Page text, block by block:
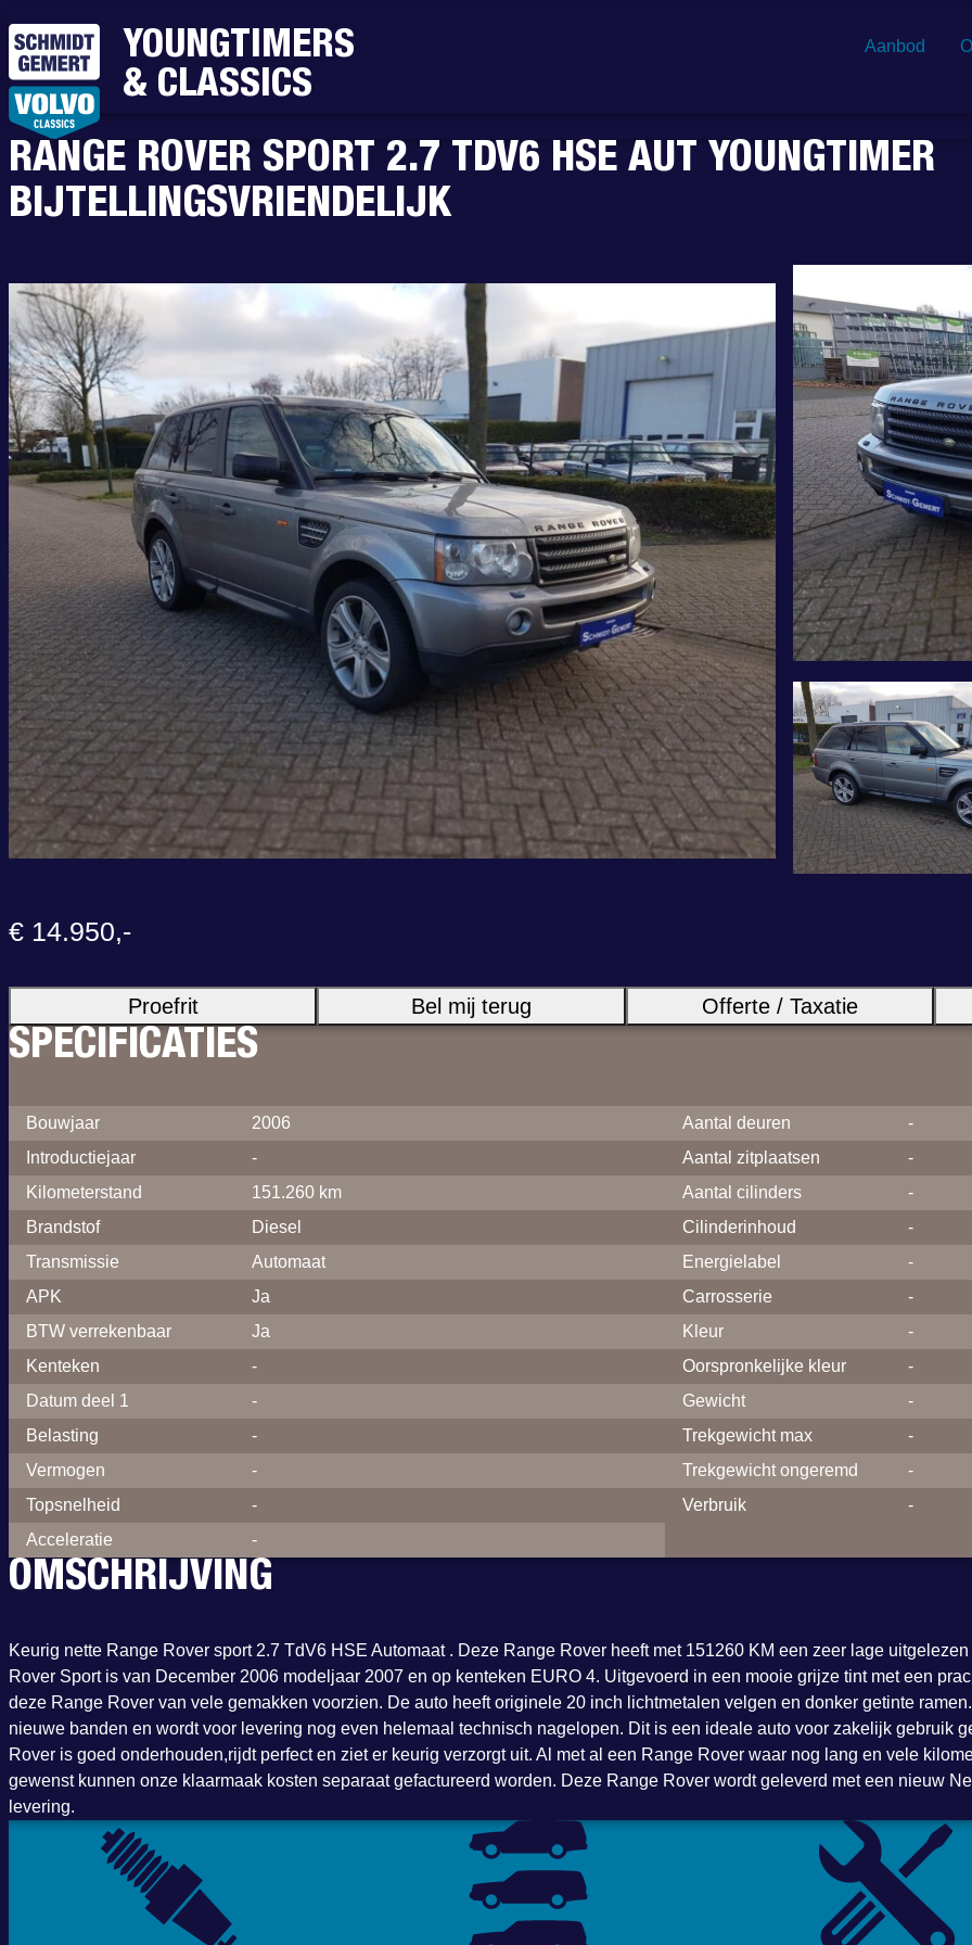
YOUNGTIMERS
& CLASSICS
Aanbod
RANGE ROVER SPORT 2.7 TDV6 HSE AUT YOUNGTIMER
BIJTELLINGSVRIENDELIJK
€ 14.950,-
Proefrit Bel mij terug Offerte / Taxatie
SPECIFICATIES
Bouwjaar
2006
Introductiejaar
-
Kilometerstand
151.260 km
Brandstof
Diesel
Transmissie
Automaat
APK
Ja
BTW verrekenbaar
Ja
Kenteken
-
Datum deel 1
-
Belasting
-
Vermogen
-
Topsnelheid
-
Acceleratie
-
Aantal deuren
-
Aantal zitplaatsen
-
Aantal cilinders
-
Cilinderinhoud
-
Energielabel
-
Carrosserie
-
Kleur
-
Oorspronkelijke kleur
-
Gewicht
-
Trekgewicht max
-
Trekgewicht ongeremd
-
Verbruik
-
OMSCHRIJVING
Keurig nette Range Rover sport 2.7 TdV6 HSE Automaat . Deze Range Rover heeft met 151260 KM een zeer lage
Rover Sport is van December 2006 modeljaar 2007 en op kenteken EURO 4. Uitgevoerd in een mooie grijze tint met een
deze Range Rover van vele gemakken voorzien. De auto heeft originele 20 inch lichtmetalen velgen en donker getinte
nieuwe banden en wordt voor levering nog even helemaal technisch nagelopen. Dit is een ideale auto voor zakelijk gebruik
Rover is goed onderhouden,rijdt perfect en ziet er keurig verzorgt uit. Al met al een Range Rover waar nog lang en vele
gewenst kunnen onze klaarmaak kosten separaat gefactureerd worden. Deze Range Rover wordt geleverd met een nieuw
levering.